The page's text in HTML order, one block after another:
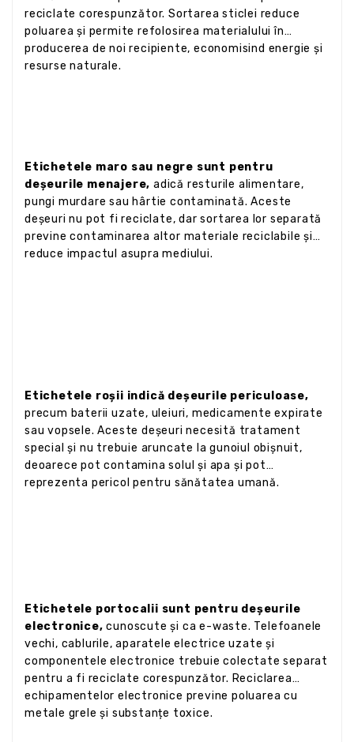
reciclate corespunzător. Sortarea sticlei reduce
poluarea și permite refolosirea materialului în
producerea de noi recipiente, economisind energie și
resurse naturale.
Etichetele maro sau negre sunt pentru
deșeurile menajere, adică resturile alimentare,
pungi murdare sau hârtie contaminată. Aceste
deșeuri nu pot fi reciclate, dar sortarea lor separată
previne contaminarea altor materiale reciclabile și
reduce impactul asupra mediului.
Etichetele roșii indică deșeurile periculoase,
precum baterii uzate, uleiuri, medicamente expirate
sau vopsele. Aceste deșeuri necesită tratament
special și nu trebuie aruncate la gunoiul obișnuit,
deoarece pot contamina solul și apa și pot
reprezenta pericol pentru sănătatea umană.
Etichetele portocalii sunt pentru deșeurile
electronice, cunoscute și ca e-waste. Telefoanele
vechi, cablurile, aparatele electrice uzate și
componentele electronice trebuie colectate separat
pentru a fi reciclate corespunzător. Reciclarea
echipamentelor electronice previne poluarea cu
metale grele și substanțe toxice.